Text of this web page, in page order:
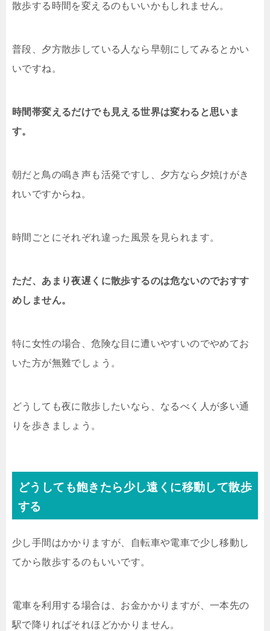
散歩する時間を変えるのもいいかもしれません。
普段、夕方散歩している人なら早朝にしてみるとかい
いですね。
時間帯変えるだけでも見える世界は変わると思いま
す。
朝だと鳥の鳴き声も活発ですし、夕方なら夕焼けがき
れいですからね。
時間ごとにそれぞれ違った風景を見られます。
ただ、あまり夜遅くに散歩するのは危ないのでおすす
めしません。
特に女性の場合、危険な目に遭いやすいのでやめてお
いた方が無難でしょう。
どうしても夜に散歩したいなら、なるべく人が多い通
りを歩きましょう。
どうしても飽きたら少し遠くに移動して散歩
する
少し手間はかかりますが、自転車や電車で少し移動し
てから散歩するのもいいです。
電車を利用する場合は、お金かかりますが、一本先の
駅で降りればそれほどかかりません。